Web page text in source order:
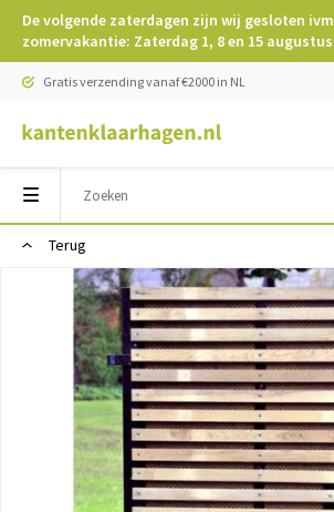
De volgende zaterdagen zijn wij gesloten ivm
zomervakantie: Zaterdag 1, 8 en 15 augustus
Gratis verzending vanaf €2000 in NL
Terug